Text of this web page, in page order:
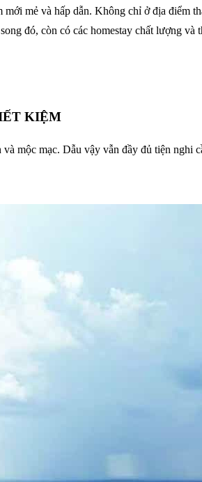
mẻ và hấp dẫn. Không chỉ ở địa
đó, còn có các homestay chất lượng
KIỆM
mộc mạc. Dẫu vậy vẫn đầy đủ tiện